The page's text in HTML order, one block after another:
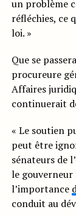
un problème
réfléchies, ce
loi. »
Que se
procureure
Affaires
continuerait
« Le soutien
peut être
sénateurs de
le gouverneur
l’importance
conduit au